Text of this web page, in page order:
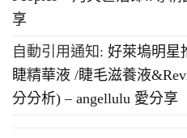
享
自動引用通知: 好萊塢明星
睫精華液 /睫毛滋養液
分分析) – angellulu 愛分享